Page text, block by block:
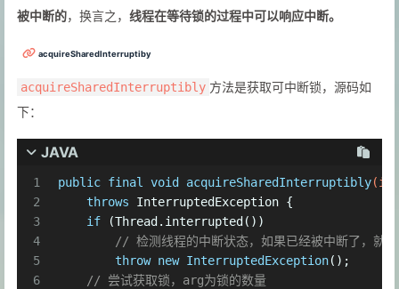
被中断的，换言之， 线程在等待锁的过程中可以响应中断。
acquireSharedInterruptiby
acquireSharedInterruptibly 方法是获取可中断锁，源码如
下：
JAVA
1
2
3
4
5
6
public final void acquireSharedInterruptibly(int
throws InterruptedException {
if (Thread.interrupted())
// 检测线程的中断状态，如果已经被中断了，就
throw new InterruptedException();
// 尝试获取锁，arg为锁的数量